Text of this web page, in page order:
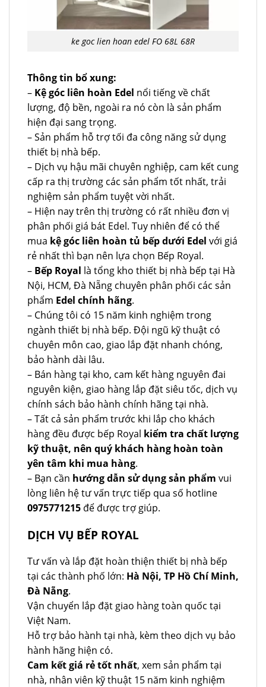
ke goc lien hoan edel FO 68L 68R
Thông tin bổ xung:
– Kệ góc liên hoàn Edel nổi tiếng về chất
lượng, độ bền, ngoài ra nó còn là sản phẩm
hiện đại sang trọng.
– Sản phẩm hỗ trợ tối đa công năng sử dụng
thiết bị nhà bếp.
– Dịch vụ hậu mãi chuyên nghiệp, cam kết cung
cấp ra thị trường các sản phẩm tốt nhất, trải
nghiệm sản phẩm tuyệt vời nhất.
– Hiện nay trên thị trường có rất nhiều đơn vị
phân phối giá bát Edel. Tuy nhiên để có thể
mua kệ góc liên hoàn tủ bếp dưới Edel với giá
rẻ nhất thì bạn nên lựa chọn Bếp Royal.
– Bếp Royal là tổng kho thiết bị nhà bếp tại Hà
Nội, HCM, Đà Nẵng chuyên phân phối các sản
phẩm Edel chính hãng.
– Chúng tôi có 15 năm kinh nghiệm trong
ngành thiết bị nhà bếp. Đội ngũ kỹ thuật có
chuyên môn cao, giao lắp đặt nhanh chóng,
bảo hành dài lâu.
– Bán hàng tại kho, cam kết hàng nguyên đai
nguyên kiện, giao hàng lắp đặt siêu tốc, dịch vụ
chính sách bảo hành chính hãng tại nhà.
– Tất cả sản phẩm trước khi lắp cho khách
hàng đều được bếp Royal kiểm tra chất lượng
kỹ thuật, nên quý khách hàng hoàn toàn
yên tâm khi mua hàng.
– Bạn cần hướng dẫn sử dụng sản phẩm vui
lòng liên hệ tư vấn trực tiếp qua số hotline
0975771215 để được trợ giúp.
DỊCH VỤ BẾP ROYAL
Tư vấn và lắp đặt hoàn thiện thiết bị nhà bếp
tại các thành phố lớn: Hà Nội, TP Hồ Chí Minh,
Đà Nẵng.
Vận chuyển lắp đặt giao hàng toàn quốc tại
Việt Nam.
Hỗ trợ bảo hành tại nhà, kèm theo dịch vụ bảo
hành hãng hiện có.
Cam kết giá rẻ tốt nhất, xem sản phẩm tại
nhà, nhân viên kỹ thuật 15 năm kinh nghiệm